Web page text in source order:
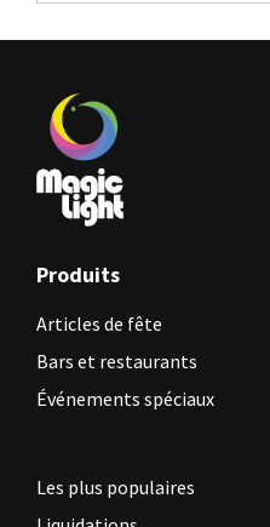
Produits
Articles de fête
Bars et restaurants
Événements spéciaux
Les plus populaires